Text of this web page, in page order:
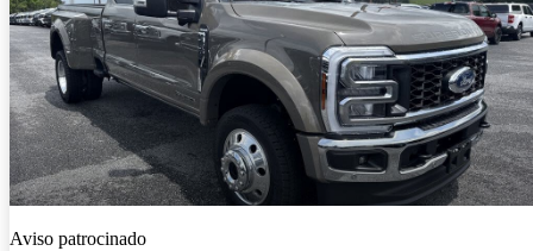
Aviso patrocinado